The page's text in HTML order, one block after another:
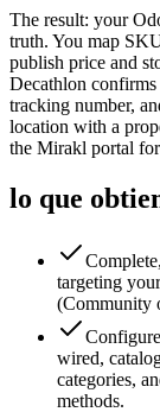
The result: your
truth. You map
publish price and
Decathlon
tracking number,
location with a
the Mirakl portal
lo que
targeting
(Community
wired,
categories,
methods.